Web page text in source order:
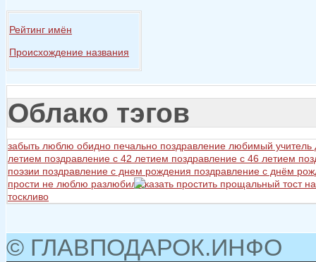
Рейтинг имён
Происхождение названия
Облако тэгов
забыть люблю обидно печально поздравление любимый учитель
летием поздравление с 42 летием поздравление с 46 летием
поэзии поздравление с днем рождения поздравление с днём
прости не люблю разлюбил сказать простить прощальный тост
тоскливо
© ГЛАВПОДАРОК.ИНФО